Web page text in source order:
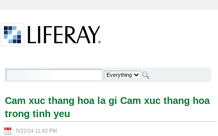
Cam xuc thang hoa la gi Cam xuc thang hoa trong
Cam xuc thang hoa la gi Cam xuc thang hoa
trong tinh yeu
5/22/24 11:42 PM